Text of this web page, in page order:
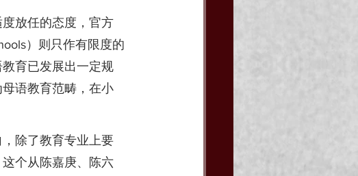
放任的态度，官方
）则只作有限度的
育已发展出一定规
语教育范畴，在小
除了教育专业上要
个从陈嘉庚、陈六